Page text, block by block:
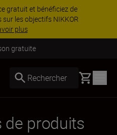
gratuit et bénéficiez de
les objectifs NIKKOR
plus
gratuite
Rechercher Basket
de produits